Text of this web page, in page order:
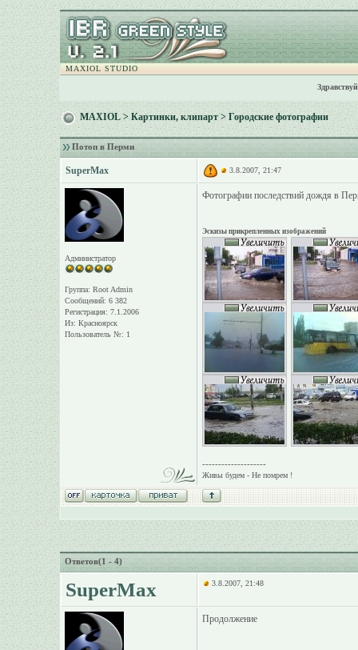
MAXIOL STUDIO
MAXIOL>Картинки, клипарт>Городские фотографии
Потоп в Перми
SuperMax 3.8.2007, 21:47
Администратор
Группа: Root Admin
Сообщений: 6 382
Регистрация: 7.1.2006
Из: Красноярск
Пользователь №: 1
Фотографии последствий дождя в
Эскизы прикрепленных изображений
--------------------
Живы будем - Не помрем !
Ответов(1 - 4)
SuperMax 3.8.2007, 21:48
Продолжение